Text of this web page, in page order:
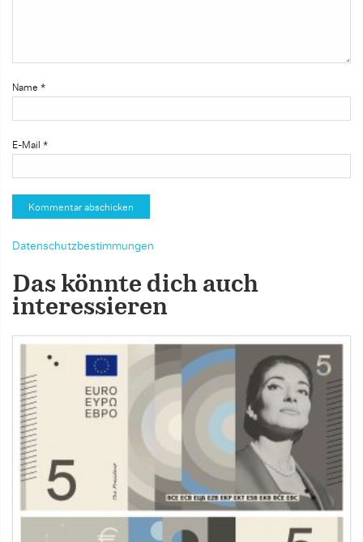
Name *
E-Mail *
Datenschutzbestimmungen
Das könnte dich auch
interessieren